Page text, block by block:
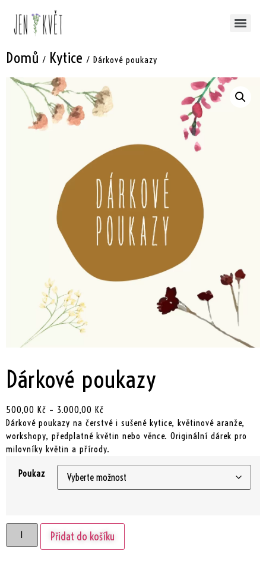
Domů / Kytice / Dárkové poukazy
Dárkové poukazy
500,00 Kč – 3.000,00 Kč
Dárkové poukazy na čerstvé i sušené kytice, květinové aranže,
workshopy, předplatné květin nebo věnce. Originální dárek pro
milovníky květin a přírody.
Poukaz
Přidat do košíku